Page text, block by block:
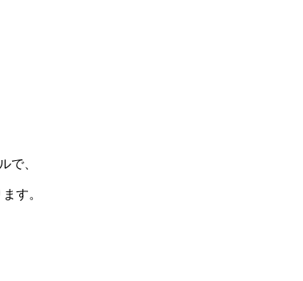
で、
す。